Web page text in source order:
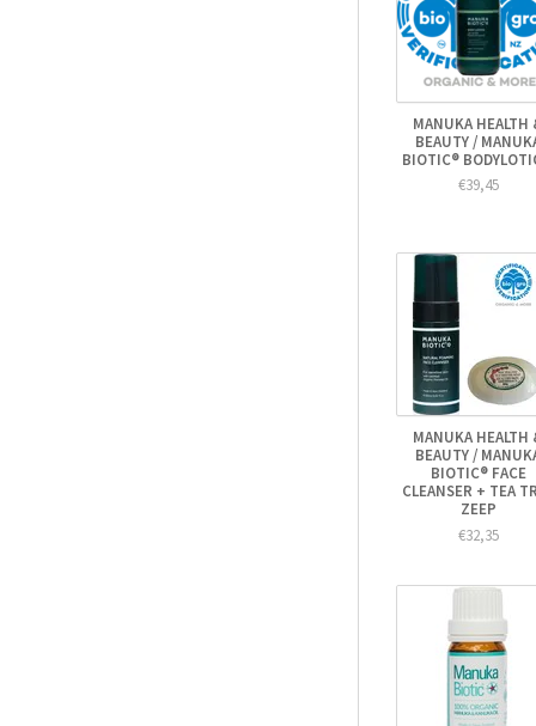
MANUKA HEALTH
BEAUTY /
BIOTIC®
€39,45
MANUKA HEALTH
BEAUTY /
BIOTIC® FACE
CLEANSER + TEA
ZEEP
€32,35